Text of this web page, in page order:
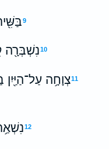
9
10נִשְׁבְּרָ֖ה
11צְוָחָ֥ה
12